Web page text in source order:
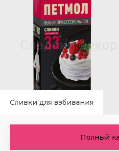
Сливки для взбивания
Полный